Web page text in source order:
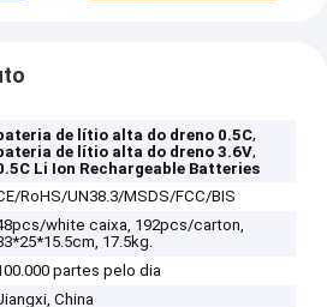
de lítio alta do dreno 0.5C,
de lítio alta do dreno 3.6V,
Li Ion Rechargeable Batteries
RoHS/UN38.3/MSDS/FCC/BIS
white caixa, 192pcs/carton,
17.5kg.
partes pelo dia
China